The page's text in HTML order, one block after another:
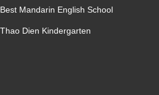
Best Mandarin English School
Thao Dien Kindergarten